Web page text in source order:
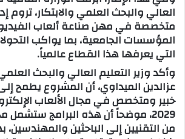
و
ي
ا
العالي والبحث العلمي والابتكار، تروم
متخصصة في مهن صناعة ألعاب
المؤسسات الجامعية، بما يواكب
التي يعرفها هذا القطاع عالمياً.
وأكد وزير التعليم العالي والبحث العلمي
خبير ومتخصص في مجال الألعاب
2029، موضحاً أن هذه البرامج
من التقنيين إلى الباحثين